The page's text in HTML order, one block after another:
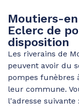
Moutiers-
Eclerc de
disposition
Les riverains de
peuvent avoir du
pompes funèbres
leur commune.
l'adresse suivante :